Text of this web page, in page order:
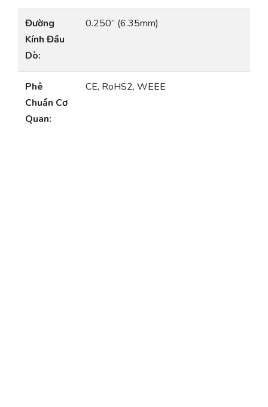
Đường
Kính Đầu
Dò:
0.250” (6.35mm)
Phê
Chuẩn Cơ
Quan:
CE, RoHS2, WEEE